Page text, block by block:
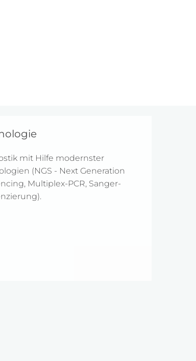
mit Hilfe modernster
(NGS - Next Generation
Multiplex-PCR, Sanger-